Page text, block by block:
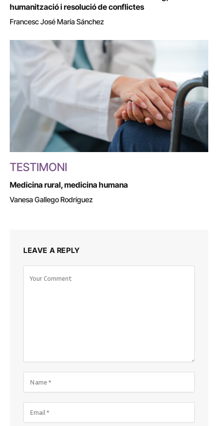
humanització i resolució de conflictes
Francesc José María Sánchez
TESTIMONI
Medicina rural, medicina humana
Vanesa Gallego Rodríguez
LEAVE A REPLY